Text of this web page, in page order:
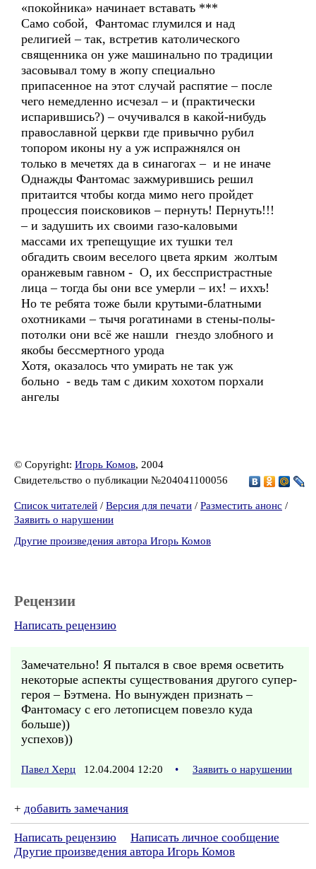
«покойника» начинает вставать ***
Само собой, Фантомас глумился и над
религией – так, встретив католического
священника он уже машинально по традиции
засовывал тому в жопу специально
припасенное на этот случай распятие – после
чего немедленно исчезал – и (практически
испарившись?) – очучивался в какой-нибудь
православной церкви где привычно рубил
топором иконы ну а уж испражнялся он
только в мечетях да в синагогах – и не иначе
Однажды Фантомас зажмурившись решил
притаится чтобы когда мимо него пройдет
процессия поисковиков – пернуть! Пернуть!!!
– и задушить их своими газо-каловыми
массами их трепещущие их тушки тел
обгадить своим веселого цвета ярким жолтым
оранжевым гавном - О, их бесспристрастные
лица – тогда бы они все умерли – их! – иххъ!
Но те ребята тоже были крутыми-блатными
охотниками – тычя рогатинами в стены-полы-
потолки они всё же нашли гнездо злобного и
якобы бессмертного урода
Хотя, оказалось что умирать не так уж
больно - ведь там с диким хохотом порхали
ангелы
© Copyright: Игорь Комов, 2004
Свидетельство о публикации №204041100056
Список читателей / Версия для печати / Разместить анонс /
Заявить о нарушении
Другие произведения автора Игорь Комов
Рецензии
Написать рецензию
Замечательно! Я пытался в свое время осветить
некоторые аспекты существования другого супер-
героя – Бэтмена. Но вынужден признать –
Фантомасу с его летописцем повезло куда
больше))
успехов))
Павел Херц 12.04.2004 12:20 • Заявить о нарушении
+ добавить замечания
Написать рецензию
Написать личное сообщение
Другие произведения автора Игорь Комов